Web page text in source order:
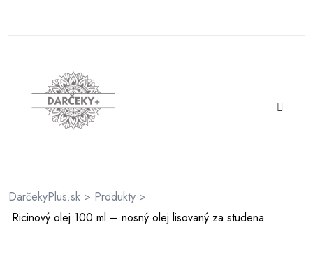
DarčekyPlus.sk > Produkty >
Ricinový olej 100 ml – nosný olej lisovaný za studena